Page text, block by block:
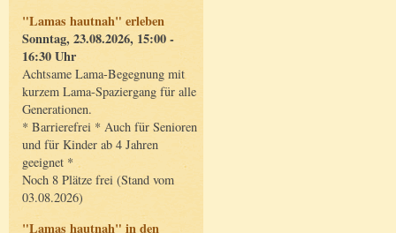
"Lamas hautnah" erleben
Sonntag, 23.08.2026, 15:00 -
16:30 Uhr
Achtsame Lama-Begegnung mit
kurzem Lama-Spaziergang für alle
Generationen.
* Barrierefrei * Auch für Senioren
und für Kinder ab 4 Jahren
geeignet *
Noch 8 Plätze frei (Stand vom
03.08.2026)
"Lamas hautnah" in den